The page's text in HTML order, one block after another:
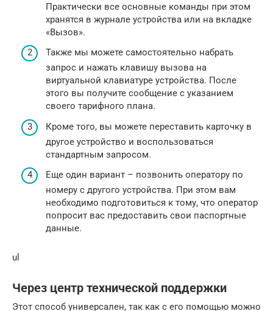
Практически все основные команды при этом
хранятся в журнале устройства или на вкладке
«Вызов».
Также мы можете самостоятельно набрать
запрос и нажать клавишу вызова на
виртуальной клавиатуре устройства. После
этого вы получите сообщение с указанием
своего тарифного плана.
Кроме того, вы можете переставить карточку в
другое устройство и воспользоваться
стандартным запросом.
Еще один вариант – позвонить оператору по
номеру с другого устройства. При этом вам
необходимо подготовиться к тому, что оператор
попросит вас предоставить свои паспортные
данные.
ul
Через центр технической поддержки
Этот способ универсален, так как с его помощью можно